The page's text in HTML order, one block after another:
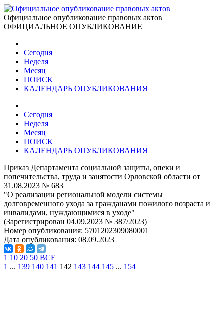
Официальное опубликование правовых актов
ОФИЦИАЛЬНОЕ ОПУБЛИКОВАНИЕ
Сегодня
Неделя
Месяц
ПОИСК
КАЛЕНДАРЬ ОПУБЛИКОВАНИЯ
Сегодня
Неделя
Месяц
ПОИСК
КАЛЕНДАРЬ ОПУБЛИКОВАНИЯ
Приказ Департамента социальной защиты, опеки и
попечительства, труда и занятости Орловской области от
31.08.2023 № 683
"О реализации региональной модели системы
долговременного ухода за гражданами пожилого возраста и
инвалидами, нуждающимися в уходе"
(Зарегистрирован 04.09.2023 № 387/2023)
Номер опубликования: 5701202309080001
Дата опубликования: 08.09.2023
1 10 20 50 ВСЕ
1 ... 139 140 141 142 143 144 145 ... 154